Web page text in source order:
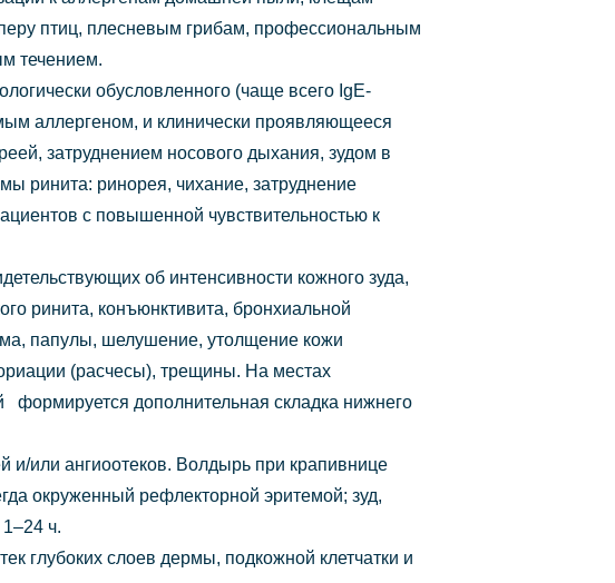
птиц, плесневым грибам, профессиональным
течением.
обусловленного (чаще всего IgE-
аллергеном, и клинически проявляющееся
затруднением носового дыхания, зудом в
ринита: ринорея, чихание, затруднение
с повышенной чувствительностью к
об интенсивности кожного зуда,
ринита, конъюнктивита, бронхиальной
папулы, шелушение, утолщение кожи
(расчесы), трещины. На местах
формируется дополнительная складка нижнего
и/или ангиоотеков. Волдырь при крапивнице
окруженный рефлекторной эритемой; зуд,
ч.
глубоких слоев дермы, подкожной клетчатки и